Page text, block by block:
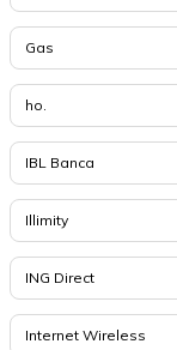
Gas
ho.
IBL Banca
Illimity
ING Direct
Internet Wireless